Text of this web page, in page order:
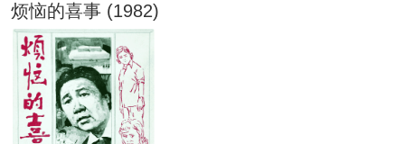
烦恼的喜事 (1982)